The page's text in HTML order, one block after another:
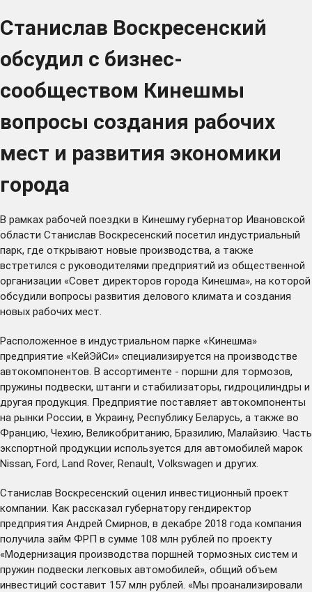
Станислав Воскресенский
обсудил с бизнес-
сообществом Кинешмы
вопросы создания рабочих
мест и развития экономики
города
В рамках рабочей поездки в Кинешму губернатор Ивановской
области Станислав Воскресенский посетил индустриальный
парк, где открывают новые производства, а также
встретился с руководителями предприятий из общественной
организации «Совет директоров города Кинешма», на которой
обсудили вопросы развития делового климата и создания
новых рабочих мест.
Расположенное в индустриальном парке «Кинешма»
предприятие «КейЭйСи» специализируется на производстве
автокомпонентов. В ассортименте - поршни для тормозов,
пружины подвески, штанги и стабилизаторы, гидроцилиндры и
другая продукция. Предприятие поставляет автокомпоненты
на рынки России, в Украину, Республику Беларусь, а также во
Францию, Чехию, Великобританию, Бразилию, Малайзию. Часть
экспортной продукции используется для автомобилей марок
Nissan, Ford, Land Rover, Renault, Volkswagen и других.
Станислав Воскресенский оценил инвестиционный проект
компании. Как рассказал губернатору гендиректор
предприятия Андрей Смирнов, в декабре 2018 года компания
получила займ ФРП в сумме 108 млн рублей по проекту
«Модернизация производства поршней тормозных систем и
пружин подвески легковых автомобилей», общий объем
инвестиций составит 157 млн рублей. «Мы проанализировали